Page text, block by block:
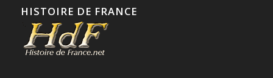
HISTOIRE DE FRANCE